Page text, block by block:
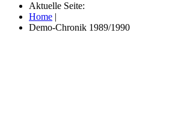
Aktuelle Seite:
Home |
Demo-Chronik 1989/1990